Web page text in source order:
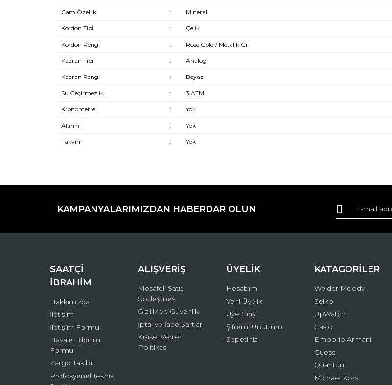
Cam Özellik : Mineral
Kordon Tipi : Çelik
Kordon Rengi : Rose Gold / Metalik Gri
Kadran Tipi : Analog
Kadran Rengi : Beyaz
Su Geçirmezlik : 3 ATM
Kronometre : Yok
Alarm : Yok
Takvim : Yok
Yorum Yaz
Görüş ve önerileriniz için teşekkür ederiz.
Ürün resmi kalitesiz, bozuk veya görüntülenemiyor.
Bu ürüne benzer farklı alternatifler olmalı.
Gönder
KAMPANYALARIMIZDAN HABERDAR OLUN
SAATÇİ
İBRAHİM
Hakkımızda
İletişim
İletişim Formu
Havale Bildirim
Formu
Kargo Takibi
Profosyenel Teknik
ALIŞVERİŞ
Mesafeli Satış
Sözleşmesi
Gizlilik ve Güvenlik
İptal ve İade Şartları
Kişisel Veriler
Politikası
ÜYELİK
Hesabım
Yeni Üyelik
Üye Girişi
Şifremi Unuttum
Sepetiniz
KATAGORİLER
Welder Moody
Seiko
UpWatch
Casio
Emporio Armani
Guess
Quantum
Michael Kors